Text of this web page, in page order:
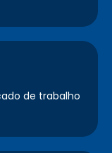
de trabalho